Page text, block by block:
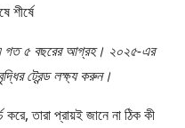
শীর্ষে
গত ৫ বছরের আগ্রহ। ২০২৫-এর
ট্রেন্ড লক্ষ্য করুন।
তারা প্রায়ই জানে না ঠিক কী